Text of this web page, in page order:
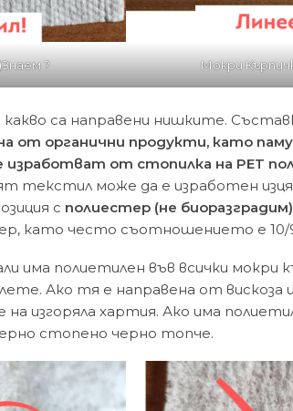
? Мокри
са направени нишките.
от органични продукти, като
от стопилка на PET
текстил може да е изработен
с полиестер (не биоразградим)
като често съотношението е 10/
има полиетилен във всички мокри
Ако тя е направена от
изгоряла хартия. Ако има
стопено черно топче.